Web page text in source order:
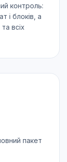
контроль:
і блоків, а
всіх
пакет